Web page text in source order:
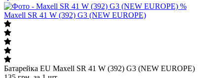
%
Maxell SR 41 W (392) G3 (NEW EUROPE)
Батарейка EU Maxell SR 41 W (392) G3 (NEW EUROPE)